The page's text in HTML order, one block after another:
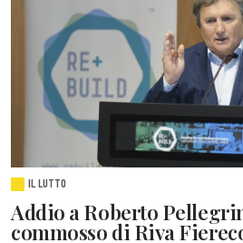
IL LUTTO
Addio a Roberto
commosso di Riva